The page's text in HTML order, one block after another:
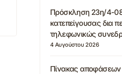
Πρόσκληση 23η/4-
κατεπείγουσας δια
τηλεφωνικώς
4 Αυγούστου 2026
Πίνακας